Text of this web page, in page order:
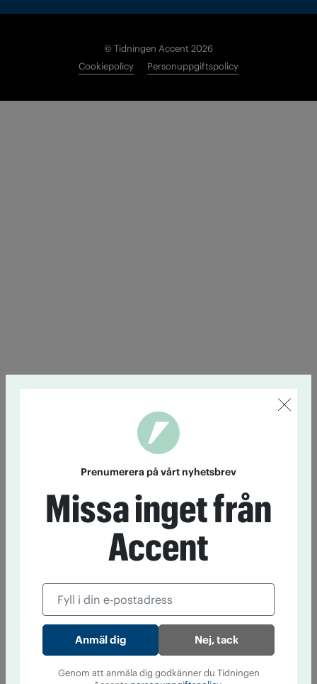
© Tidningen Accent 2026
Cookiepolicy
Personuppgiftspolicy
Prenumerera på vårt nyhetsbrev
Missa inget från
Accent
Nej, tack
Genom att anmäla dig godkänner du Tidningen